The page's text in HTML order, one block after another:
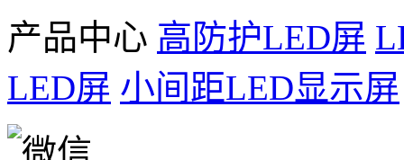
产品中心 高防护LED屏
LED屏 小间距LED显示屏